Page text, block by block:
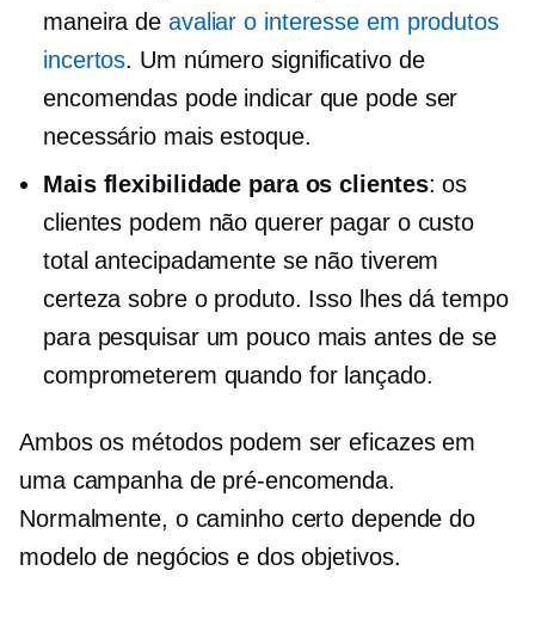
maneira de avaliar o interesse em produtos
incertos. Um número significativo de
encomendas pode indicar que pode ser
necessário mais estoque.
Mais flexibilidade para os clientes: os
clientes podem não querer pagar o custo
total antecipadamente se não tiverem
certeza sobre o produto. Isso lhes dá tempo
para pesquisar um pouco mais antes de se
comprometerem quando for lançado.
Ambos os métodos podem ser eficazes em
uma campanha de pré-encomenda.
Normalmente, o caminho certo depende do
modelo de negócios e dos objetivos.